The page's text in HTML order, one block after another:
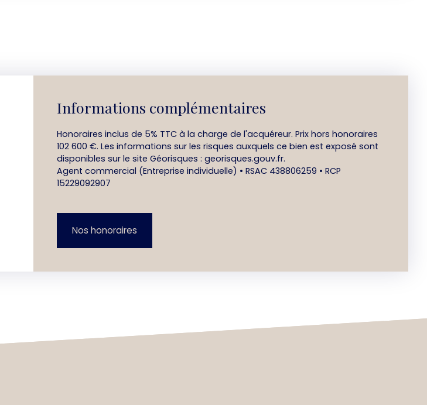
Informations complémentaires
Honoraires inclus de 5% TTC à la charge de l'acquéreur. Prix hors honoraires
102 600 €. Les informations sur les risques auxquels ce bien est exposé sont
disponibles sur le site Géorisques : georisques.gouv.fr.
Agent commercial (Entreprise individuelle) • RSAC 438806259 • RCP
15229092907
Nos honoraires